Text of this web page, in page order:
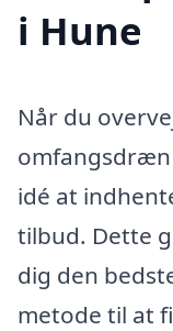
i Hune
Når du
omfangsdræn
idé at
tilbud. Dette
dig den
metode til at